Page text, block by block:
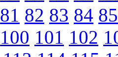
81 82 83 84 85
100 101 102